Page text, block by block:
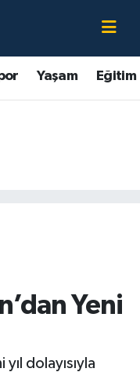
Yaşam Eğitim
Yeni
dolayısıyla